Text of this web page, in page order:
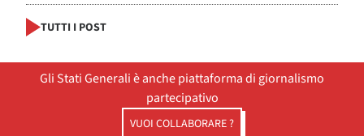
TUTTI I POST
Gli Stati Generali è anche piattaforma di giornalismo
partecipativo
VUOI COLLABORARE ?